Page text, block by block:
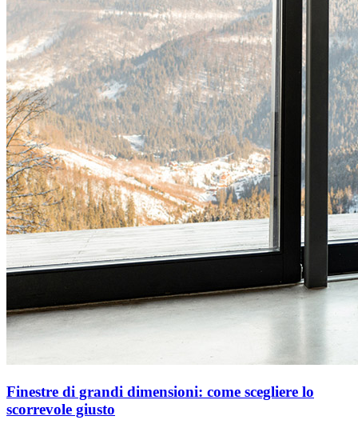
Finestre di grandi dimensioni: come scegliere lo
scorrevole giusto